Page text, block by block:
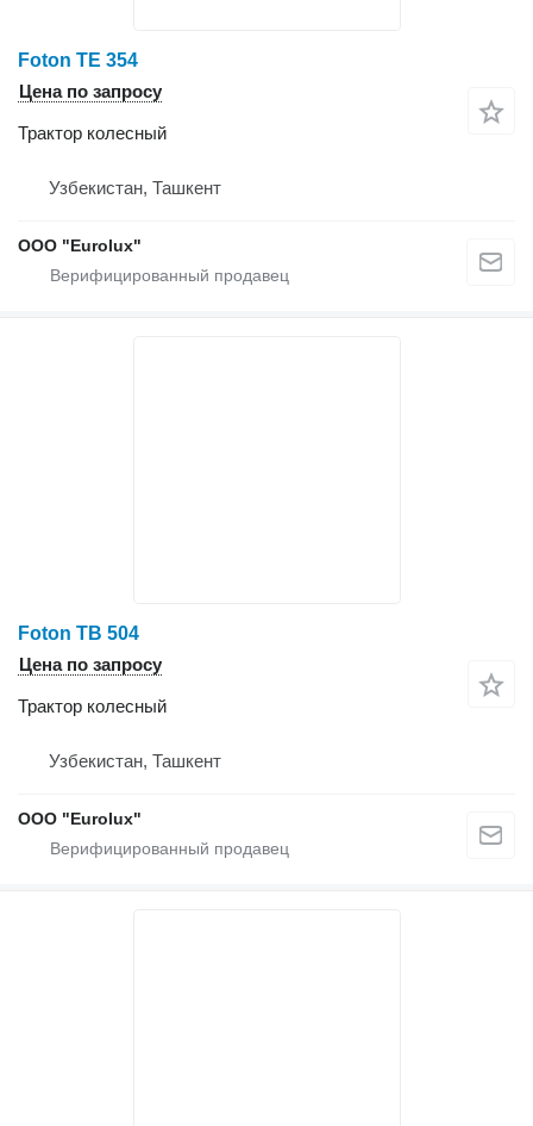
Foton TE 354
Цена по запросу
Трактор колесный
Узбекистан, Ташкент
ООО "Eurolux"
Foton TB 504
Цена по запросу
Трактор колесный
Узбекистан, Ташкент
ООО "Eurolux"